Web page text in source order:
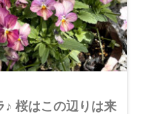
♪ 桜はこの辺りは来